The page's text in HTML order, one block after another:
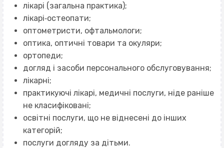
лікарі (загальна практика);
лікарі‐остеопати;
оптометристи, офтальмологи;
оптика, оптичні товари та окуляри;
ортопеди;
догляд і засоби персонального обслуговування;
лікарні;
практикуючі лікарі, медичні послуги, ніде раніше
не класифіковані;
освітні послуги, що не віднесені до інших
категорій;
послуги догляду за дітьми.